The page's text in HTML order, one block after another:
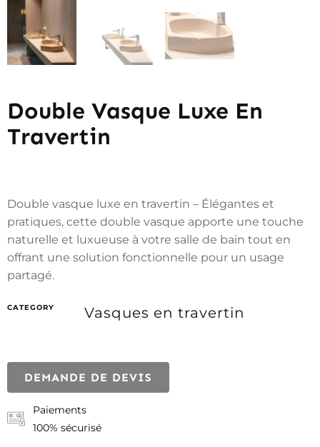
Double Vasque Luxe En
Travertin
Double vasque luxe en travertin – Élégantes et
pratiques, cette double vasque apporte une touche
naturelle et luxueuse à votre salle de bain tout en
offrant une solution fonctionnelle pour un usage
partagé.
CATEGORY Vasques en travertin
DEMANDE DE DEVIS
Paiements
100% sécurisé